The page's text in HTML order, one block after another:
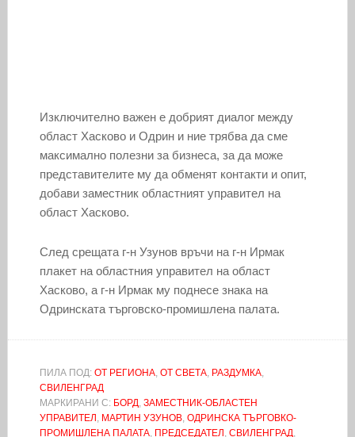
Изключително важен е добрият диалог между
област Хасково и Одрин и ние трябва да сме
максимално полезни за бизнеса, за да може
представителите му да обменят контакти и опит,
добави заместник областният управител на
област Хасково.
След срещата г-н Узунов връчи на г-н Ирмак
плакет на областния управител на област
Хасково, а г-н Ирмак му поднесе знака на
Одринската търговско-промишлена палата.
ПИЛА ПОД: ОТ РЕГИОНА, ОТ СВЕТА, РАЗДУМКА,
СВИЛЕНГРАД
МАРКИРАНИ С: БОРД, ЗАМЕСТНИК-ОБЛАСТЕН
УПРАВИТЕЛ , МАРТИН УЗУНОВ, ОДРИНСКА ТЪРГОВКО-
ПРОМИШЛЕНА ПАЛАТА, ПРЕДСЕДАТЕЛ , СВИЛЕНГРАД,